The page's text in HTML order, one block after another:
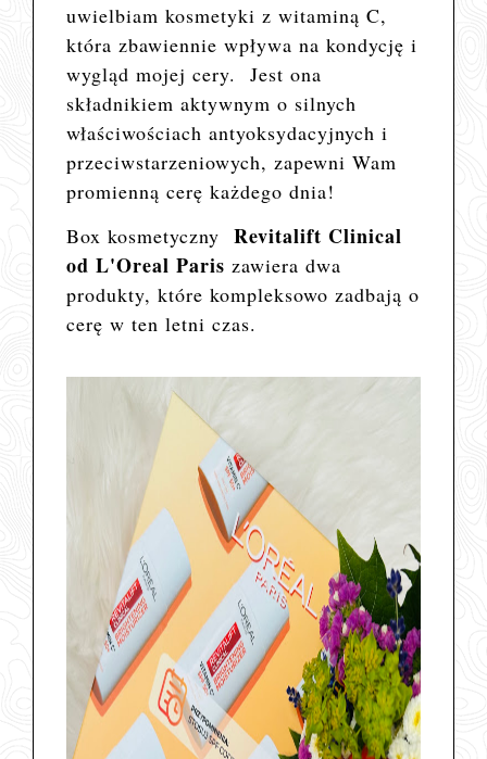
uwielbiam kosmetyki z witaminą C,
która zbawiennie wpływa na kondycję i
wygląd mojej cery. Jest ona
składnikiem aktywnym o silnych
właściwościach antyoksydacyjnych i
przeciwstarzeniowych, zapewni Wam
promienną cerę każdego dnia!
Box kosmetycznyRevitalift Clinical
od L'Oreal Pariszawiera dwa
produkty, które kompleksowo zadbają o
cerę w ten letni czas.